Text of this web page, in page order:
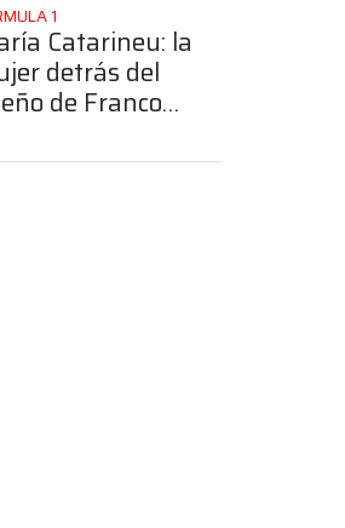
1
Catarineu: la
detrás del
de Franco
1